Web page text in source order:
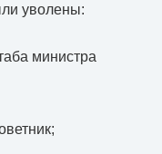
уволены:
министра